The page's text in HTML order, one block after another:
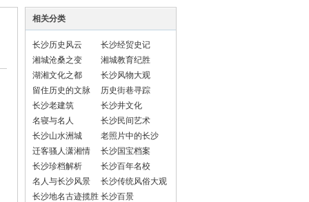
相关分类
长沙历史风云
长沙经贸史记
湘城沧桑之变
湘城教育纪胜
湖湘文化之都
长沙风物大观
留住历史的文脉
历史街巷寻踪
长沙老建筑
长沙井文化
名寝与名人
长沙民间艺术
长沙山水洲城
老照片中的长沙
迁客骚人潇湘情
长沙国宝档案
长沙珍档解析
长沙百年名校
名人与长沙风景
长沙传统风俗大观
长沙地名古迹揽胜 长沙百景